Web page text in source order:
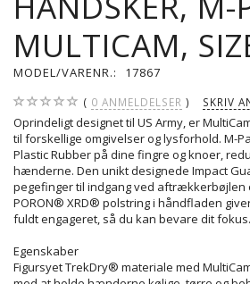
MULTICAM,
MODEL/VARENR.: 17867
0 ANMELDELSER SKRIV
Oprindeligt designet til US Army, er
til forskellige omgivelser og lysforhold. M-
Plastic Rubber på dine fingre og knoer,
hænderne. Den unikt designede Impact
pegefinger til indgang ved aftrækkerbøjlen
PORON® XRD® polstring i håndfladen
fuldt engageret, så du kan bevare dit fokus.
Egenskaber
Figursyet TrekDry® materiale med